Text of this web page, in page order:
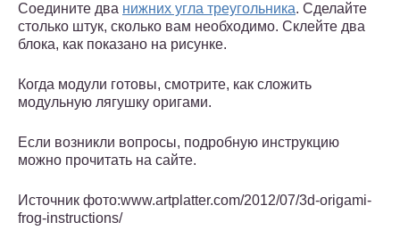
Соедините два нижних угла треугольника. Сделайте
столько штук, сколько вам необходимо. Склейте два
блока, как показано на рисунке.
Когда модули готовы, смотрите, как сложить
модульную лягушку оригами.
Если возникли вопросы, подробную инструкцию
можно прочитать на сайте.
Источник фото:www.artplatter.com/2012/07/3d-origami-
frog-instructions/